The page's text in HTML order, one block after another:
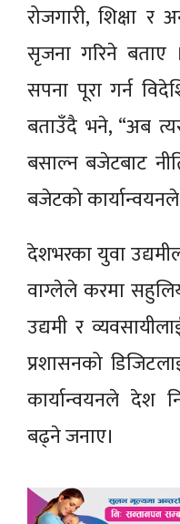
रोजगारी, शिक्षा
सृजना गरिने
सपना पूरा गर्न
बताउँदै भने, “अब
बसाल्न बजेटबाट
बजेटको
देशभरका युवा
वाग्लेले करमा
उद्यमी र
प्रशासनको
कार्यान्वयनले देश
बढ्ने जनाए।